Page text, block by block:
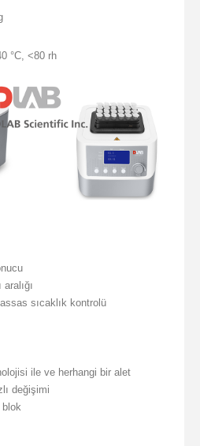
°C, <80 rh
sıcaklık kontrolü
ile ve herhangi bir alet
değişimi
blok